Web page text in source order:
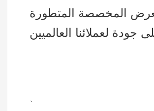
المخصصة المتطورة